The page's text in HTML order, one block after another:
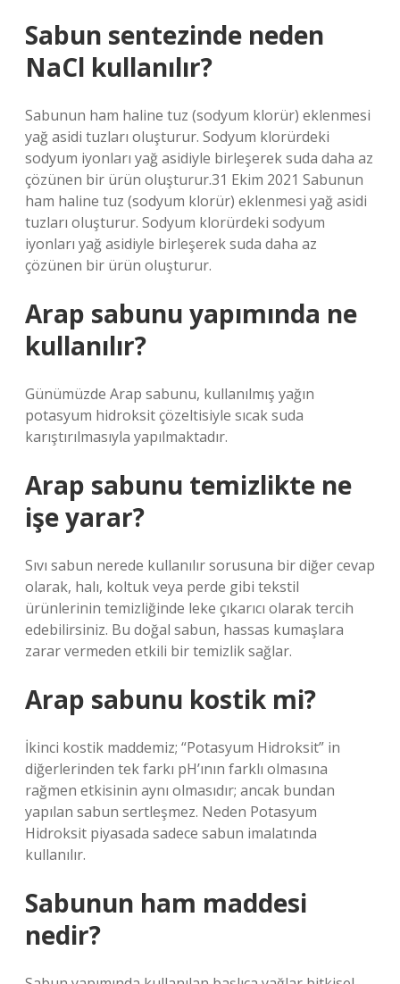
Sabun sentezinde neden
NaCl kullanılır?
Sabunun ham haline tuz (sodyum klorür) eklenmesi
yağ asidi tuzları oluşturur. Sodyum klorürdeki
sodyum iyonları yağ asidiyle birleşerek suda daha az
çözünen bir ürün oluşturur.31 Ekim 2021 Sabunun
ham haline tuz (sodyum klorür) eklenmesi yağ asidi
tuzları oluşturur. Sodyum klorürdeki sodyum
iyonları yağ asidiyle birleşerek suda daha az
çözünen bir ürün oluşturur.
Arap sabunu yapımında ne
kullanılır?
Günümüzde Arap sabunu, kullanılmış yağın
potasyum hidroksit çözeltisiyle sıcak suda
karıştırılmasıyla yapılmaktadır.
Arap sabunu temizlikte ne
işe yarar?
Sıvı sabun nerede kullanılır sorusuna bir diğer cevap
olarak, halı, koltuk veya perde gibi tekstil
ürünlerinin temizliğinde leke çıkarıcı olarak tercih
edebilirsiniz. Bu doğal sabun, hassas kumaşlara
zarar vermeden etkili bir temizlik sağlar.
Arap sabunu kostik mi?
İkinci kostik maddemiz; “Potasyum Hidroksit” in
diğerlerinden tek farkı pH’ının farklı olmasına
rağmen etkisinin aynı olmasıdır; ancak bundan
yapılan sabun sertleşmez. Neden Potasyum
Hidroksit piyasada sadece sabun imalatında
kullanılır.
Sabunun ham maddesi
nedir?